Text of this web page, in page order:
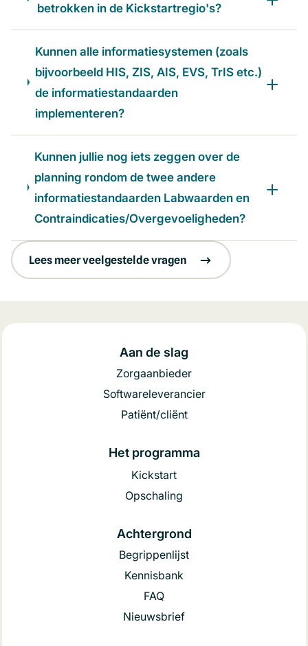
betrokken in de Kickstartregio's?
Kunnen alle informatiesystemen (zoals
bijvoorbeeld HIS, ZIS, AIS, EVS, TrIS etc.)
de informatiestandaarden
implementeren?
Kunnen jullie nog iets zeggen over de
planning rondom de twee andere
informatiestandaarden Labwaarden en
Contraindicaties/Overgevoeligheden?
Lees meer veelgestelde vragen
Aan de slag
Zorgaanbieder
Softwareleverancier
Patiënt/cliënt
Het programma
Kickstart
Opschaling
Achtergrond
Begrippenlijst
Kennisbank
FAQ
Nieuwsbrief